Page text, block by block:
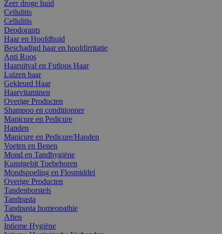
Zeer droge huid
Cellulitis
Cellulitis
Deodorants
Haar en Hoofdhuid
Beschadigd haar en hoofdirritatie
Anti Roos
Haaruitval en Futloos Haar
Luizen haar
Gekleurd Haar
Haarvitaminen
Overige Producten
Shampoo en conditionner
Manicure en Pedicure
Handen
Manicure en Pedicure/Handen
Voeten en Benen
Mond en Tandhygiëne
Kunstgebit Toebehoren
Mondspoeling en Flosmiddel
Overige Producten
Tandenborstels
Tandpasta
Tandpasta homeopathie
Aften
Intieme Hygiëne